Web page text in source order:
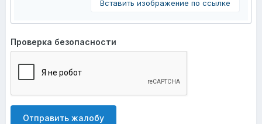
Вставить изображение по ссылке
Проверка безопасности
Отправить жалобу